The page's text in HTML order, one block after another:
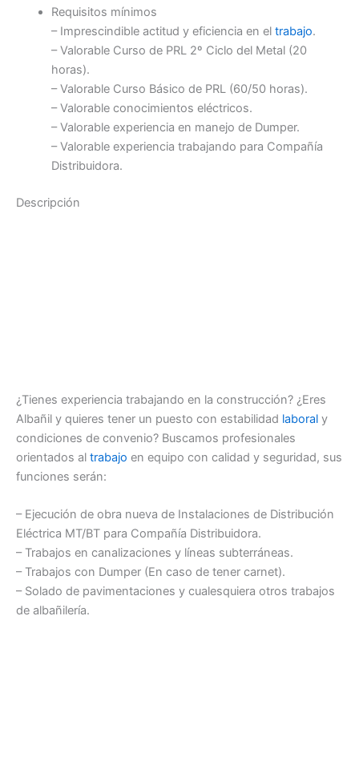
Requisitos mínimos
– Imprescindible actitud y eficiencia en el trabajo.
– Valorable Curso de PRL 2º Ciclo del Metal (20
horas).
– Valorable Curso Básico de PRL (60/50 horas).
– Valorable conocimientos eléctricos.
– Valorable experiencia en manejo de Dumper.
– Valorable experiencia trabajando para Compañía
Distribuidora.
Descripción
¿Tienes experiencia trabajando en la construcción? ¿Eres
Albañil y quieres tener un puesto con estabilidad laboral y
condiciones de convenio? Buscamos profesionales
orientados al trabajo en equipo con calidad y seguridad, sus
funciones serán:
– Ejecución de obra nueva de Instalaciones de Distribución
Eléctrica MT/BT para Compañía Distribuidora.
– Trabajos en canalizaciones y líneas subterráneas.
– Trabajos con Dumper (En caso de tener carnet).
– Solado de pavimentaciones y cualesquiera otros trabajos
de albañilería.